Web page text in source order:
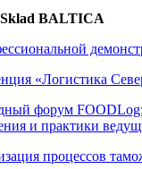
BALTICA
«Логистика
форум FOODLog:
и практики
процессов